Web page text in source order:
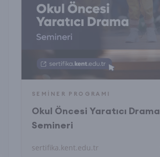
SEMINER PROGRAMI
Okul Öncesi Yaratıcı Drama
Semineri
sertifika.kent.edu.tr